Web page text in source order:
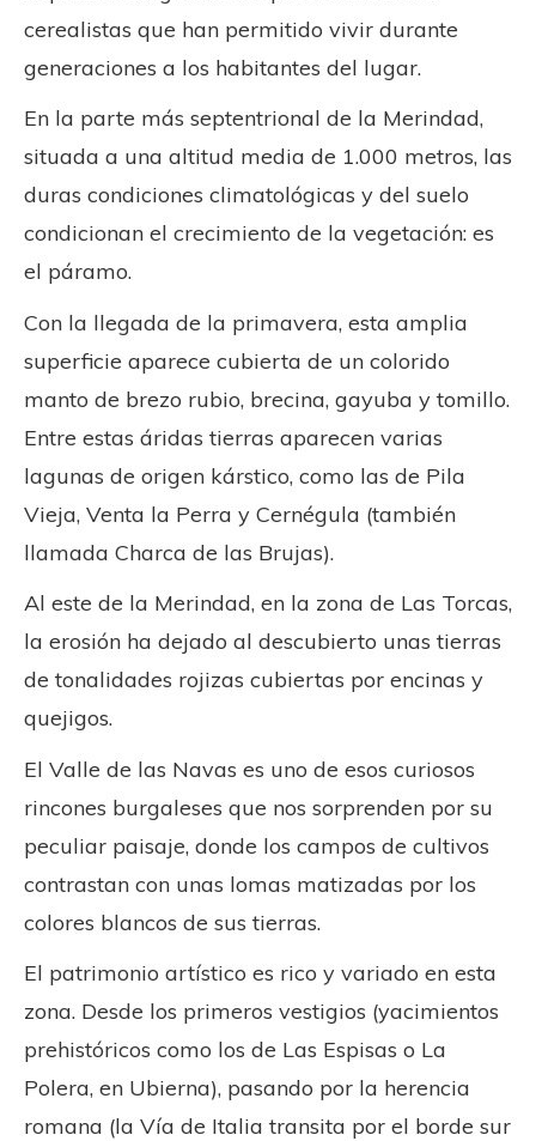
cerealistas que han permitido vivir durante
generaciones a los habitantes del lugar.
En la parte más septentrional de la Merindad,
situada a una altitud media de 1.000 metros, las
duras condiciones climatológicas y del suelo
condicionan el crecimiento de la vegetación: es
el páramo.
Con la llegada de la primavera, esta amplia
superficie aparece cubierta de un colorido
manto de brezo rubio, brecina, gayuba y tomillo.
Entre estas áridas tierras aparecen varias
lagunas de origen kárstico, como las de Pila
Vieja, Venta la Perra y Cernégula (también
llamada Charca de las Brujas).
Al este de la Merindad, en la zona de Las Torcas,
la erosión ha dejado al descubierto unas tierras
de tonalidades rojizas cubiertas por encinas y
quejigos.
El Valle de las Navas es uno de esos curiosos
rincones burgaleses que nos sorprenden por su
peculiar paisaje, donde los campos de cultivos
contrastan con unas lomas matizadas por los
colores blancos de sus tierras.
El patrimonio artístico es rico y variado en esta
zona. Desde los primeros vestigios (yacimientos
prehistóricos como los de Las Espisas o La
Polera, en Ubierna), pasando por la herencia
romana (la Vía de Italia transita por el borde sur